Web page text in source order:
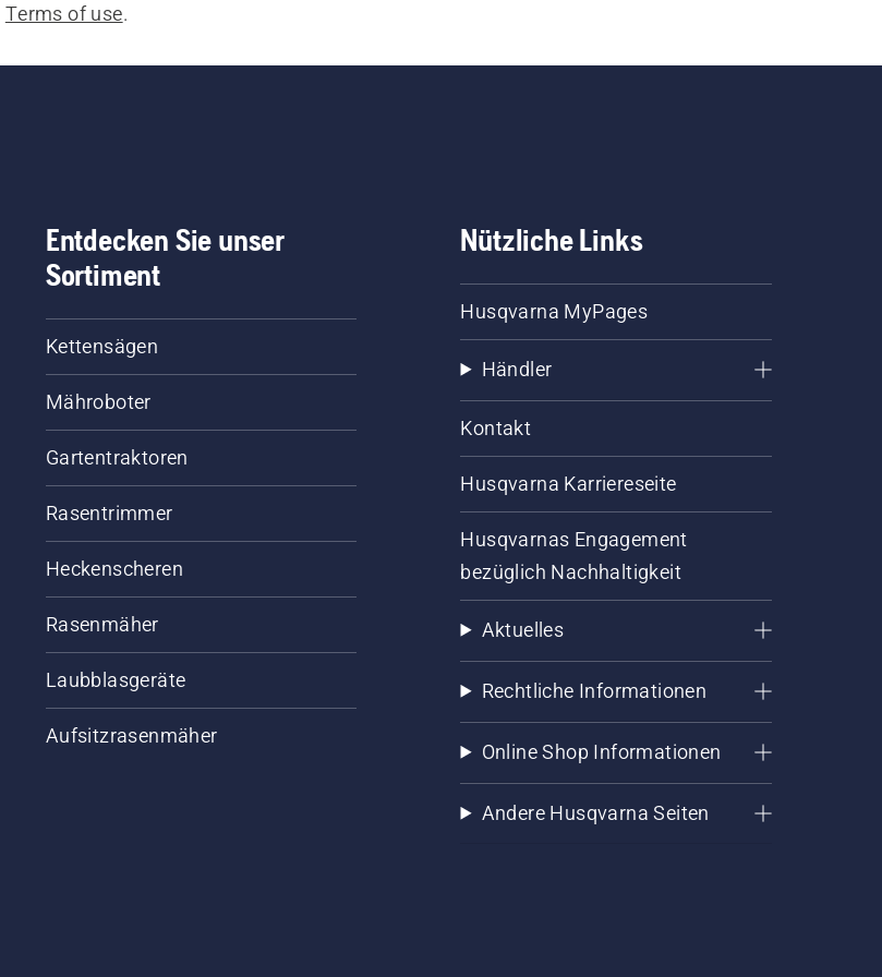
Terms of use.
Entdecken Sie unser
Sortiment
Kettensägen
Mähroboter
Gartentraktoren
Rasentrimmer
Heckenscheren
Rasenmäher
Laubblasgeräte
Aufsitzrasenmäher
Nützliche Links
Husqvarna MyPages
Händler
Kontakt
Husqvarna Karriereseite
Husqvarnas Engagement
bezüglich Nachhaltigkeit
Aktuelles
Rechtliche Informationen
Online Shop Informationen
Andere Husqvarna Seiten